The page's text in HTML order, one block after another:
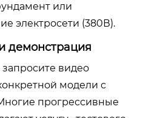
или
электросети (380В).
демонстрация
видео
модели с
прогрессивные